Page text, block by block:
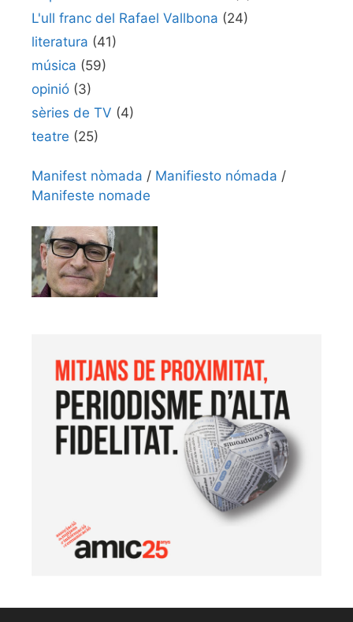
L'ull franc del Rafael Vallbona (24)
literatura (41)
música (59)
opinió (3)
sèries de TV (4)
teatre (25)
Manifest nòmada / Manifiesto nómada /
Manifeste nomade